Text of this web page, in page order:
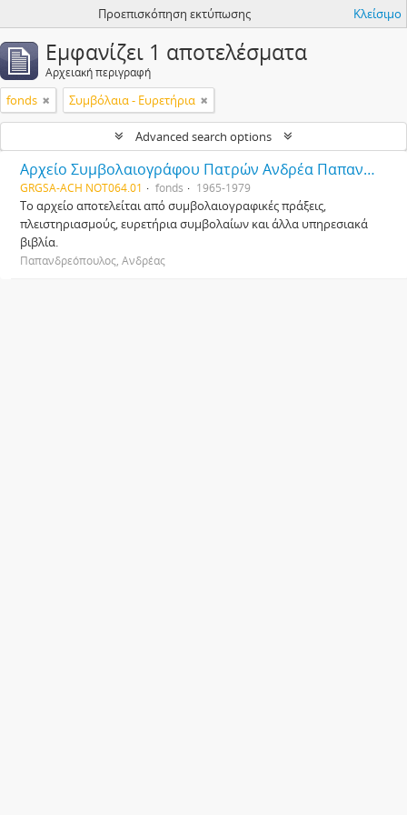
Προεπισκόπηση εκτύπωσης Κλείσιμο
Εμφανίζει 1 αποτελέσματα
Αρχειακή περιγραφή
fonds Συμβόλαια - Ευρετήρια
Advanced search options
Αρχείο Συμβολαιογράφου Πατρών Ανδρέα Παπανδρεόπουλου
GRGSA-ACH NOT064.01 fonds 1965-1979
Το αρχείο αποτελείται από συμβολαιογραφικές πράξεις,
πλειστηριασμούς, ευρετήρια συμβολαίων και άλλα υπηρεσιακά
βιβλία.
Παπανδρεόπουλος, Ανδρέας